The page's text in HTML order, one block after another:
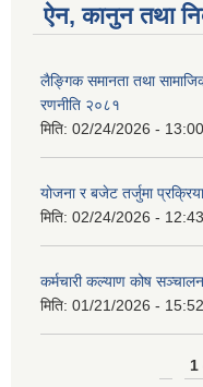
ऐन, कानुन तथा
लैङ्गिक समानता तथा
रणनीति २०८१
मिति: 02/24/2026 - 13:00
योजना र बजेट तर्जुमा
मिति: 02/24/2026 - 12:43
कर्मचारी कल्याण कोष
मिति: 01/21/2026 - 15:52
1